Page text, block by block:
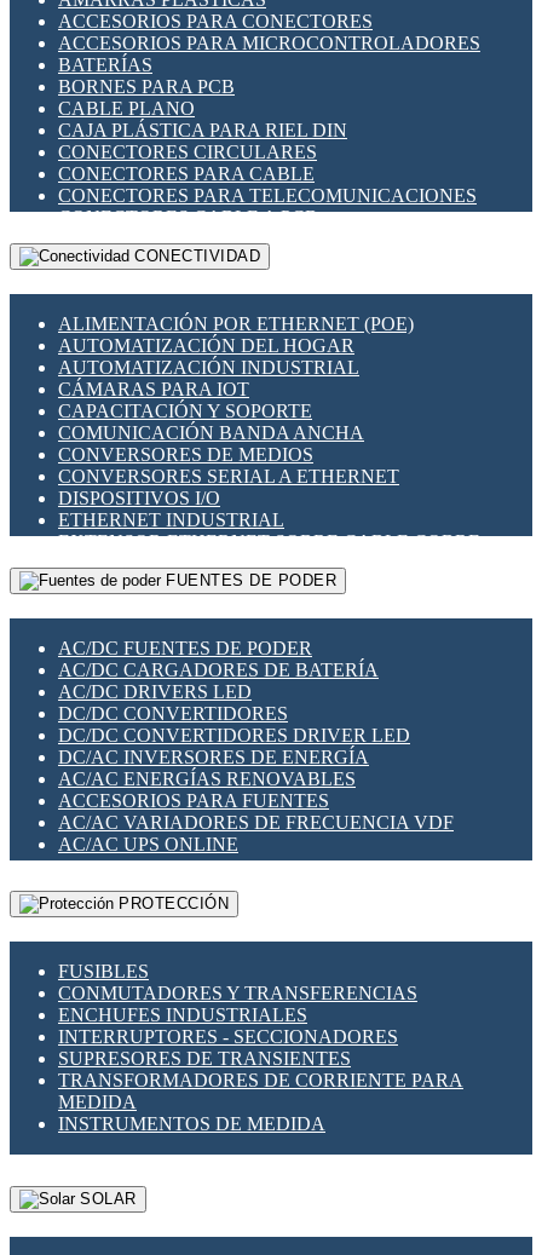
INDICADORES PARA PANEL
INTERFACES DE RELÉ
INTERRUPTORES FIN DE CARRERA
LLAVES CONMUTADORAS
MEDIDORES DE ENERGÍA Y TC'S DE CORRIENTE
MOTORES PASO A PASO
PANTALLAS HMI
PLC -CONTROLADORES LÓGICO PROGRAMABLES
PROGRAMADORES DE HORARIO
RELÉS DE PROTECCIÓN
SENSORES CAPACITIVOS
SENSORES INDUCTIVOS
TEMPORIZADORES
VARIACS
VARIADORES DE FRECUENCIA [VDF]
SECCIONADORES - INTERRUPTORES
MAQUINARIA
ACCESORIOS PARA CONECTORES
ACCESORIOS PARA MICROCONTROLADORES
BATERÍAS
BORNES PARA PCB
CABLE PLANO
CAJA PLÁSTICA PARA RIEL DIN
CONECTORES CIRCULARES
CONECTORES PARA CABLE
CONECTORES PARA TELECOMUNICACIONES
CONECTORES CABLE A PCB
CONECTORES PCB A CABLE
DIP SWITCHES
HERRAMIENTAS VARIAS
ILUMINACIÓN LED
INTERRUPTORES REED
INTERFACES DE RELÉ
OTROS RELÉS
PROTECCIÓN TÉRMICA
RELÉS AUTOMOTRICES
RELÉS DE SEÑAL
RELÉS DE ESTADO SÓLIDO SSR
RELÉS INDUSTRIALES
RELÉS MINIATURA DE POTENCIA
SENSORES MAGNÉTICOS
SWITCH Y MICROSWITCH
TARJETAS PI
UNIÓN Y DERIVACIÓN DE CABLE
CONECTIVIDAD
ALIMENTACIÓN POR ETHERNET (POE)
AUTOMATIZACIÓN DEL HOGAR
AUTOMATIZACIÓN INDUSTRIAL
CÁMARAS PARA IOT
CAPACITACIÓN Y SOPORTE
COMUNICACIÓN BANDA ANCHA
CONVERSORES DE MEDIOS
CONVERSORES SERIAL A ETHERNET
DISPOSITIVOS I/O
ETHERNET INDUSTRIAL
EXTENSOR ETHERNET SOBRE CABLE COBRE
GATEWAY LORAWAN
GESTIÓN DE REDES
PLACAS MODULARES IOT
SWITCHES Y REDES WIFI
SOLUCIONES IOT
SOLUCIONES LORAWAN
SOLUCIONES RED CELULAR
SEGURIDAD PARA REDES
SWITCHES LAN
TELEFONÍA IP (VOIP)
VIGILANCIA IP (CCTV)
MESHTASTIC
FUENTES DE PODER
AC/DC FUENTES DE PODER
AC/DC CARGADORES DE BATERÍA
AC/DC DRIVERS LED
DC/DC CONVERTIDORES
DC/DC CONVERTIDORES DRIVER LED
DC/AC INVERSORES DE ENERGÍA
AC/AC ENERGÍAS RENOVABLES
ACCESORIOS PARA FUENTES
AC/AC VARIADORES DE FRECUENCIA VDF
AC/AC UPS ONLINE
PROTECCIÓN
FUSIBLES
CONMUTADORES Y TRANSFERENCIAS
ENCHUFES INDUSTRIALES
INTERRUPTORES - SECCIONADORES
SUPRESORES DE TRANSIENTES
TRANSFORMADORES DE CORRIENTE PARA
MEDIDA
INSTRUMENTOS DE MEDIDA
SOLAR